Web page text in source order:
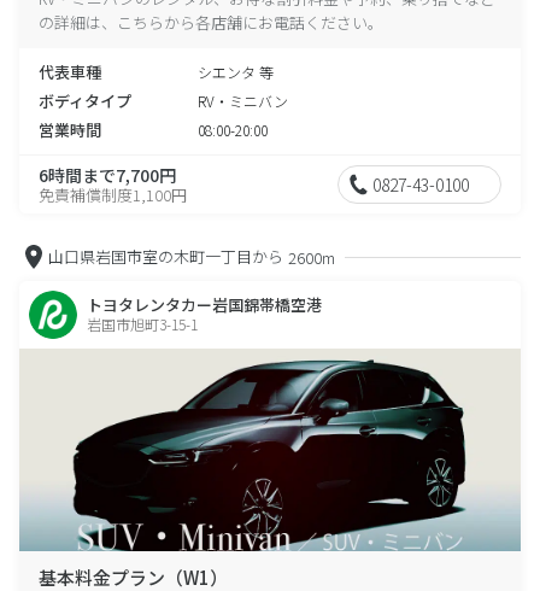
の詳細は、こちらから各店舗にお電話ください。
代表車種 シエンタ 等
ボディタイプ RV・ミニバン
営業時間 08:00-20:00
6時間まで7,700円
免責補償制度1,100円 0827-43-0100
山口県岩国市室の木町一丁目から 2600m
トヨタレンタカー岩国錦帯橋空港
岩国市旭町3-15-1
基本料金プラン（W1）